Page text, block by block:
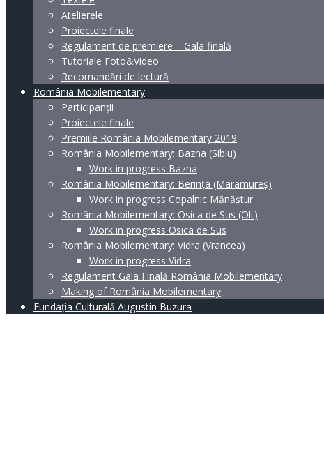
Atelierele
Proiectele finale
Regulament de premiere – Gala finală
Tutoriale Foto&Video
Recomandări de lectură
România Mobilementary
Participanții
Proiectele finale
Premiile România Mobilementary 2019
România Mobilementary: Bazna (Sibiu)
Work in progress Bazna
România Mobilementary: Berința (Maramureș)
Work in progress Copalnic Mănăștur
România Mobilementary: Osica de Sus (Olt)
Work in progress Osica de Sus
România Mobilementary: Vidra (Vrancea)
Work in progress Vidra
Regulament Gala Finală România Mobilementary
Making of România Mobilementary
Fundația Culturală Augustin Buzura